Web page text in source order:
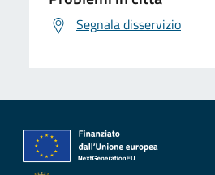
Segnala disservizio